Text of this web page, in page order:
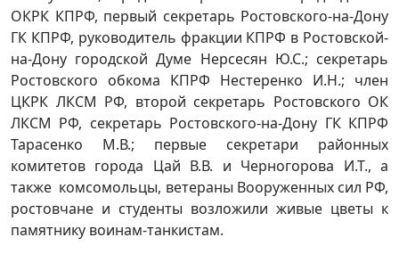
ОКРК КПРФ, первый секретарь Ростовского-на-Дону
ГК КПРФ, руководитель фракции КПРФ в Ростовской-
на-Дону городской Думе Нерсесян Ю.С.; секретарь
Ростовского обкома КПРФ Нестеренко И.Н.; член
ЦКРК ЛКСМ РФ, второй секретарь Ростовского ОК
ЛКСМ РФ, секретарь Ростовского-на-Дону ГК КПРФ
Тарасенко М.В.; первые секретари районных
комитетов города Цай В.В. и Черногорова И.Т., а
также комсомольцы, ветераны Вооруженных сил РФ,
ростовчане и студенты возложили живые цветы к
памятнику воинам-танкистам.